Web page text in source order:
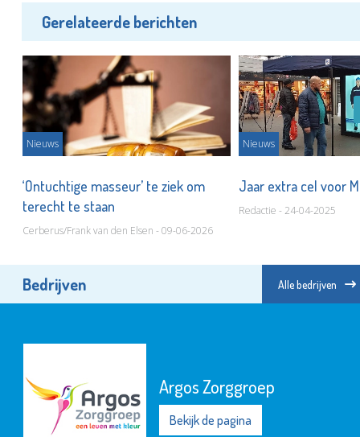
Gerelateerde berichten
Nieuws
‘Ontuchtige masseur’ te ziek om
terecht te staan
Cerberus/Frank van den Elsen - 09-06-2026
Nieuws
Jaar extra cel voor
Redactie - 24-04-2025
Bedrijven Alle bedrijven
Zwembad